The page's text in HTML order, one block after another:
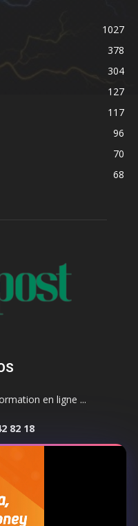
1027
378
304
127
117
96
70
68
en ligne ...
82 18